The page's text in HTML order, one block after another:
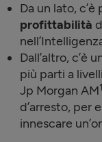
Da un lato,
profittabilità
Dall’altro, c’è
più parti a
Jp Morgan AM1
d’arresto, per
innescare